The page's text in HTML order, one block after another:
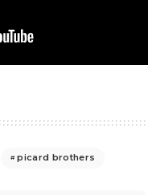
picard brothers